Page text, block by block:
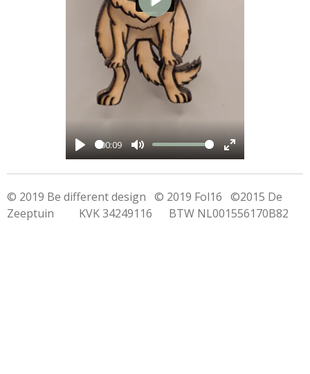
P
l
a
y
00:09
M
u
t
e
E
n
t
e
P
l
a
y
© 2019 Be different design © 2019 Fol16 ©2015 De
Zeeptuin KVK 34249116 BTW NL001556170B82